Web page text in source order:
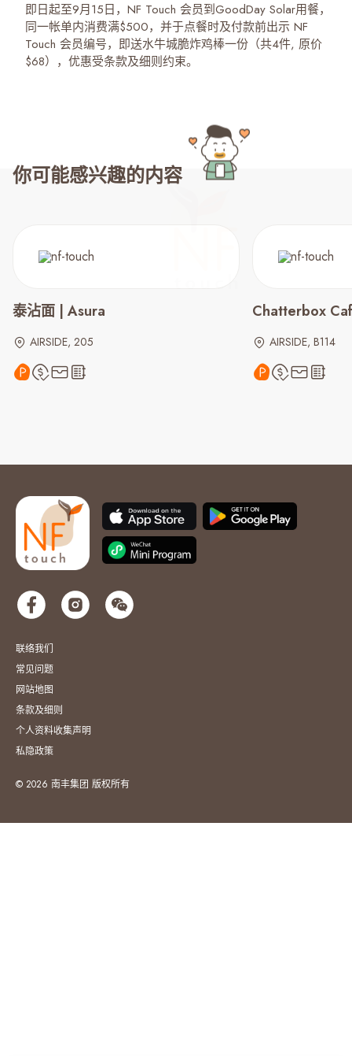
即日起至9月15日，NF Touch 会员到GoodDay Solar用餐，
同一帐单内消费满$500，并于点餐时及付款前出示 NF
Touch 会员编号，即送水牛城脆炸鸡棒一份（共4件, 原价
$68），优惠受条款及细则约束。
你可能感兴趣的内容
泰沾面 | Asura
AIRSIDE, 205
Chatterbox
AIRSIDE, B114
联络我们
常见问题
网站地图
条款及细则
个人资料收集声明
私隐政策
© 2026 南丰集团 版权所有